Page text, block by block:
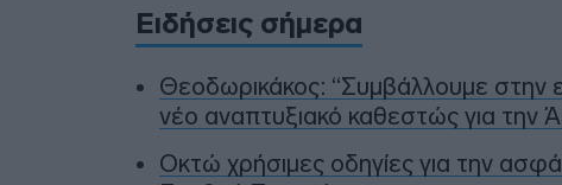
Ειδήσεις σήμερα
Θεοδωρικάκος: “Συμβάλλουμε στην
νέο αναπτυξιακό καθεστώς για την
Οκτώ χρήσιμες οδηγίες για την